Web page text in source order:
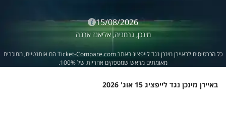
15/08/2026
מינכן, גרמניה, אליאנז ארנה
כל הכרטיסים לבאיירן מינכן נגד לייפציג באתר Ticket-Compare.com הם אותנטיים, ממוכרים
מאומתים מראש שמספקים אחריות של 100%.
באיירן מינכן נגד לייפציג 15 אוג' 2026